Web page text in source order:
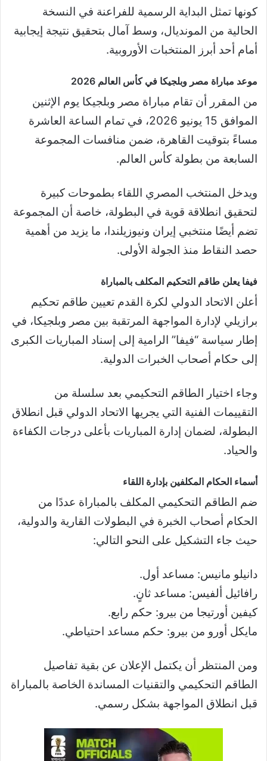
كونها تمثل البداية الرسمية للفراعنة في النسخة
الحالية من المونديال، وسط آمال بتحقيق نتيجة إيجابية
أمام أحد أبرز المنتخبات الأوروبية.
موعد مباراة مصر وبلجيكا في كأس العالم 2026
من المقرر أن تقام مباراة مصر وبلجيكا يوم الإثنين
الموافق 15 يونيو 2026، في تمام الساعة العاشرة
مساءً بتوقيت القاهرة، ضمن منافسات المجموعة
السابعة من بطولة كأس العالم.
ويدخل المنتخب المصري اللقاء بطموحات كبيرة
لتحقيق انطلاقة قوية في البطولة، خاصة أن المجموعة
تضم أيضًا منتخبي إيران ونيوزيلندا، ما يزيد من أهمية
حصد النقاط منذ الجولة الأولى.
فيفا يعلن طاقم التحكيم المكلف بالمباراة
أعلن الاتحاد الدولي لكرة القدم تعيين طاقم تحكيم
برازيلي لإدارة المواجهة المرتقبة بين مصر وبلجيكا، في
إطار سياسة “فيفا” الرامية إلى إسناد المباريات الكبرى
إلى حكام أصحاب الخبرات الدولية.
وجاء اختيار الطاقم التحكيمي بعد سلسلة من
التقييمات الفنية التي يجريها الاتحاد الدولي قبل انطلاق
البطولة، لضمان إدارة المباريات بأعلى درجات الكفاءة
والحياد.
أسماء الحكام المكلفين بإدارة اللقاء
ضم الطاقم التحكيمي المكلف بالمباراة عددًا من
الحكام أصحاب الخبرة في البطولات القارية والدولية،
حيث جاء التشكيل على النحو التالي:
دانيلو مانيس: مساعد أول.
رافائيل ألفيس: مساعد ثانٍ.
كيفين أورتيجا من بيرو: حكم رابع.
مايكل أورو من بيرو: حكم مساعد احتياطي.
ومن المنتظر أن يكتمل الإعلان عن بقية تفاصيل
الطاقم التحكيمي والتقنيات المساندة الخاصة بالمباراة
قبل انطلاق المواجهة بشكل رسمي.